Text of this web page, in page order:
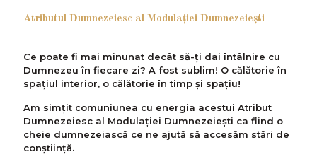
Atributul Dumnezeiesc al Modulației Dumnezeiești
Ce poate fi mai minunat decât să-ți dai întâlnire cu
Dumnezeu în fiecare zi? A fost sublim! O călătorie în
spațiul interior, o călătorie în timp și spațiu!
Am simțit comuniunea cu energia acestui Atribut
Dumnezeiesc al Modulației Dumnezeiești ca fiind o
cheie dumnezeiască ce ne ajută să accesăm stări de
conștiință.